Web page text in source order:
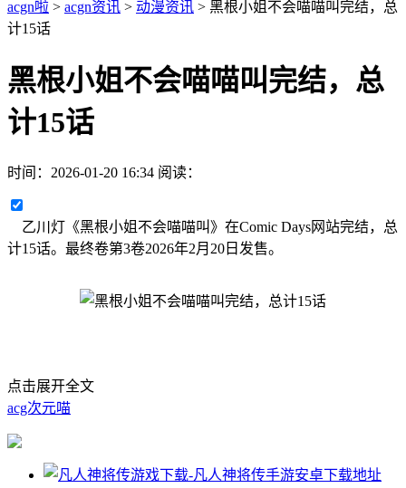
acgn啦 > acgn资讯 > 动漫资讯 > 黑根小姐不会喵喵叫完结，总
计15话
黑根小姐不会喵喵叫完结，总
计15话
时间： 2026-01-20 16:34 阅读：
乙川灯《黑根小姐不会喵喵叫》在Comic Days网站完结，总
计15话。最终卷第3卷2026年2月20日发售。
点击展开全文
acg次元喵